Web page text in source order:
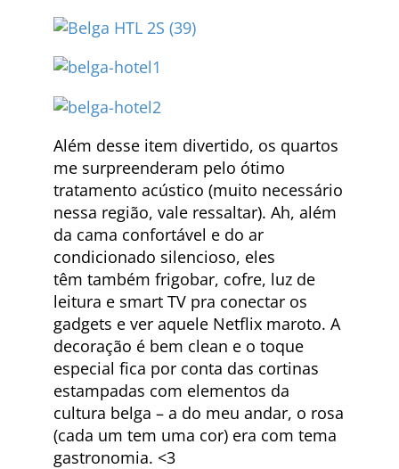
Além desse item divertido, os quartos
me surpreenderam pelo ótimo
tratamento acústico (muito necessário
nessa região, vale ressaltar). Ah, além
da cama confortável e do ar
condicionado silencioso, eles
têm também frigobar, cofre, luz de
leitura e smart TV pra conectar os
gadgets e ver aquele Netflix maroto. A
decoração é bem clean e o toque
especial fica por conta das cortinas
estampadas com elementos da
cultura belga – a do meu andar, o rosa
(cada um tem uma cor) era com tema
gastronomia. <3